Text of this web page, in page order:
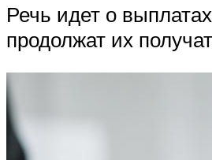
Речь идет о
продолжат их